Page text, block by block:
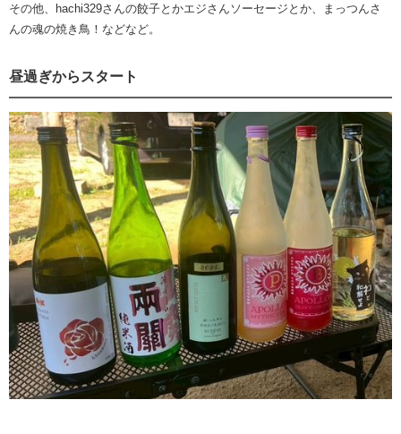
その他、hachi329さんの餃子とかエジさんソーセージとか、まっつんさ
んの魂の焼き鳥！などなど。
昼過ぎからスタート